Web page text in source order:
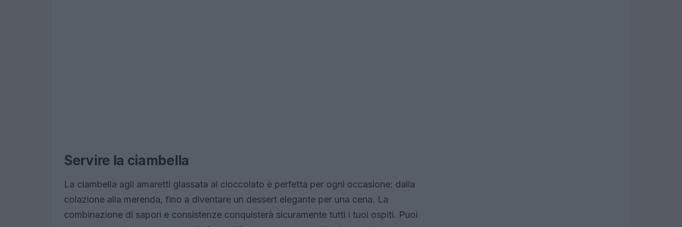
Servire la ciambella
La ciambella agli amaretti glassata al cioccolato è perfetta per ogni occasione: dalla
colazione alla merenda, fino a diventare un dessert elegante per una cena. La
combinazione di sapori e consistenze conquisterà sicuramente tutti i tuoi ospiti. Puoi